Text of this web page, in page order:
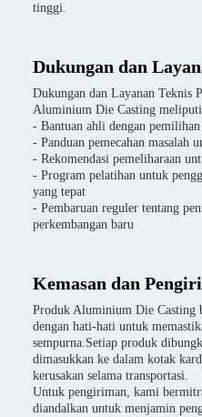
tinggi.
Dukungan dan
Dukungan dan Layanan Teknis
Aluminium Die Casting
- Bantuan ahli dengan
- Panduan pemecahan masalah
- Rekomendasi pemeliharaan
- Program pelatihan untuk
yang tepat
- Pembaruan reguler tentang
perkembangan baru
Kemasan dan
Produk Aluminium Die Casting
dengan hati-hati untuk
sempurna.Setiap produk
dimasukkan ke dalam kotak
kerusakan selama transportasi.
Untuk pengiriman, kami
diandalkan untuk menjamin